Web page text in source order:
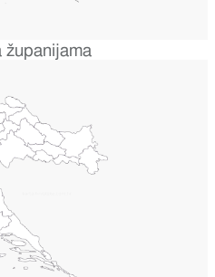
županijama